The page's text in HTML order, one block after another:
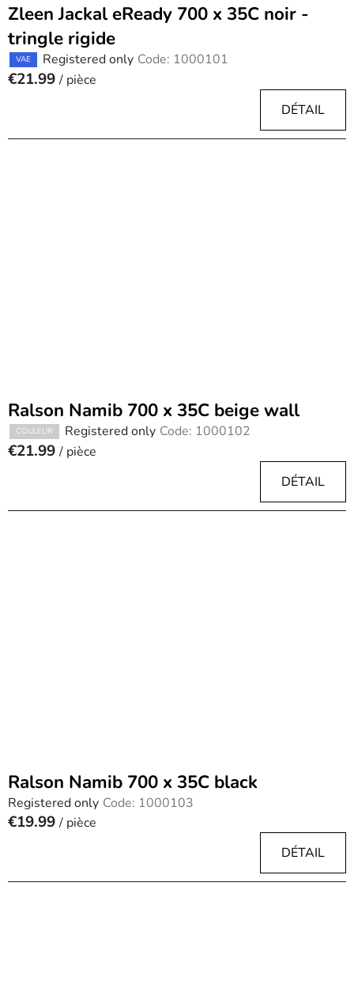
Zleen Jackal eReady 700 x 35C noir -
tringle rigide
VAE Registered only Code: 1000101
€21.99 / pièce
DÉTAIL
Ralson Namib 700 x 35C beige wall
COULEUR Registered only Code: 1000102
€21.99 / pièce
DÉTAIL
Ralson Namib 700 x 35C black
Registered only Code: 1000103
€19.99 / pièce
DÉTAIL